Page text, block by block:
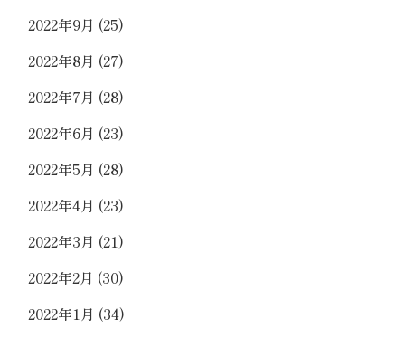
2022年9月 (25)
2022年8月 (27)
2022年7月 (28)
2022年6月 (23)
2022年5月 (28)
2022年4月 (23)
2022年3月 (21)
2022年2月 (30)
2022年1月 (34)